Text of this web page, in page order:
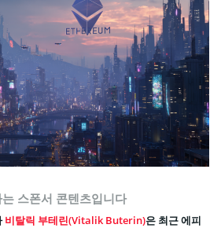
스폰서 콘텐츠입니다
비탈릭 부테린(Vitalik Buterin)은 최근 에피